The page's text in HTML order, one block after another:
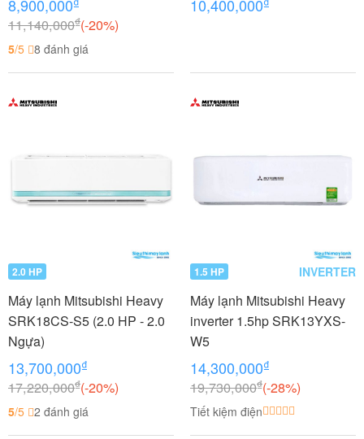
8,900,000
11,140,000₫(-20%)
5/5 8 đánh giá
10,400,000
2.0 HP
Máy lạnh Mitsubishi Heavy
SRK18CS-S5 (2.0 HP - 2.0
Ngựa)
13,700,000₫
17,220,000₫(-20%)
5/5 2 đánh giá
1.5 HP INVERTER
Máy lạnh Mitsubishi Heavy
inverter 1.5hp SRK13YXS-
W5
14,300,000₫
19,730,000₫(-28%)
Tiết kiệm điện